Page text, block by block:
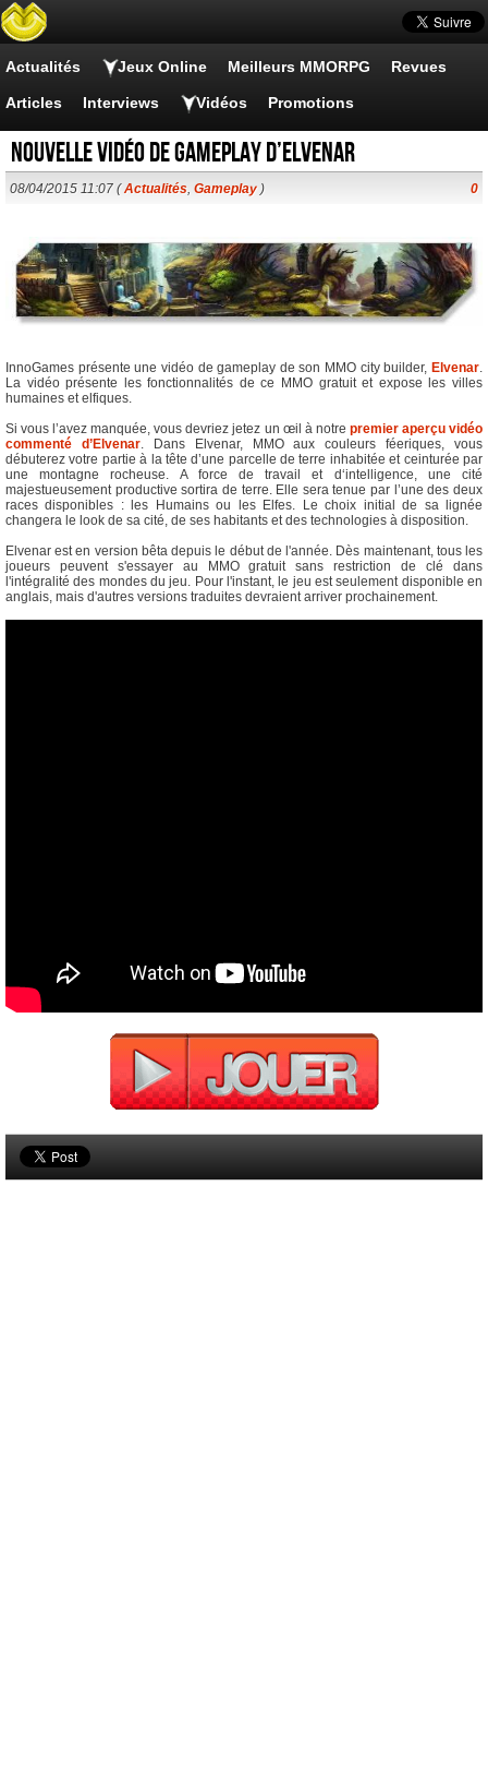
Actualités Jeux Online Meilleurs MMORPG Revues
Articles Interviews Vidéos Promotions
Nouvelle vidéo de gameplay d’Elvenar
08/04/2015 11:07 (Actualités, Gameplay ) 0
InnoGames présente une vidéo de gameplay de son MMO city builder, Elvenar.
La vidéo présente les fonctionnalités de ce MMO gratuit et expose les villes
humaines et elfiques.
Si vous l’avez manquée, vous devriez jetez un œil à notre premier aperçu vidéo
commenté d’Elvenar. Dans Elvenar, MMO aux couleurs féeriques, vous
débuterez votre partie à la tête d’une parcelle de terre inhabitée et ceinturée par
une montagne rocheuse. A force de travail et d‘intelligence, une cité
majestueusement productive sortira de terre. Elle sera tenue par l’une des deux
races disponibles : les Humains ou les Elfes. Le choix initial de sa lignée
changera le look de sa cité, de ses habitants et des technologies à disposition.
Elvenar est en version bêta depuis le début de l'année. Dès maintenant, tous les
joueurs peuvent s'essayer au MMO gratuit sans restriction de clé dans
l'intégralité des mondes du jeu. Pour l'instant, le jeu est seulement disponible en
anglais, mais d'autres versions traduites devraient arriver prochainement.